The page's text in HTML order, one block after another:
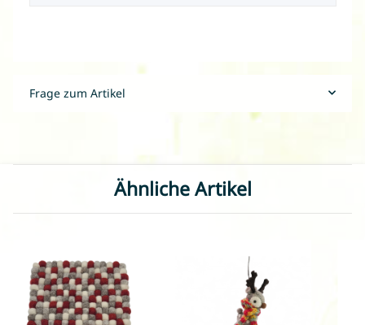
Frage zum Artikel
Ähnliche Artikel